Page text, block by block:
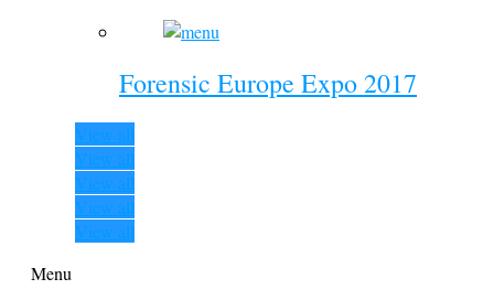
Forensic Europe Expo 2017
View all
View all
View all
View all
View all
Menu